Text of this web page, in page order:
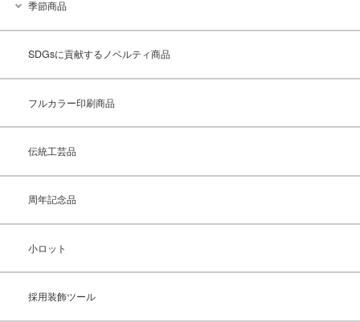
季節商品
SDGsに貢献するノベルティ商品
フルカラー印刷商品
伝統工芸品
周年記念品
小ロット
採用装飾ツール